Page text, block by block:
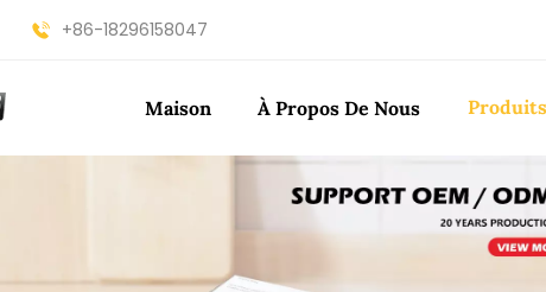
+86-18296158047
Maison À Propos De Nous Produits